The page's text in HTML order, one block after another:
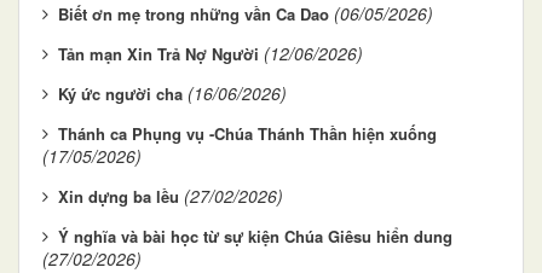
Biết ơn mẹ trong những vần Ca Dao (06/05/2026)
Tản mạn Xin Trả Nợ Người (12/06/2026)
Ký ức người cha (16/06/2026)
Thánh ca Phụng vụ -Chúa Thánh Thần hiện xuống
(17/05/2026)
Xin dựng ba lều (27/02/2026)
Ý nghĩa và bài học từ sự kiện Chúa Giêsu hiển dung
(27/02/2026)